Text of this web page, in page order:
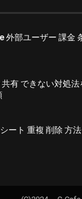
部ユーザー 課金
有 できない対処
ート 重複 削除 方